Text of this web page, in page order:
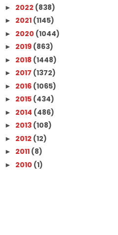
► 2022 (838)
► 2021 (1145)
► 2020 (1044)
► 2019 (863)
► 2018 (1448)
► 2017 (1372)
► 2016 (1065)
► 2015 (434)
► 2014 (486)
► 2013 (108)
► 2012 (12)
► 2011 (8)
► 2010 (1)